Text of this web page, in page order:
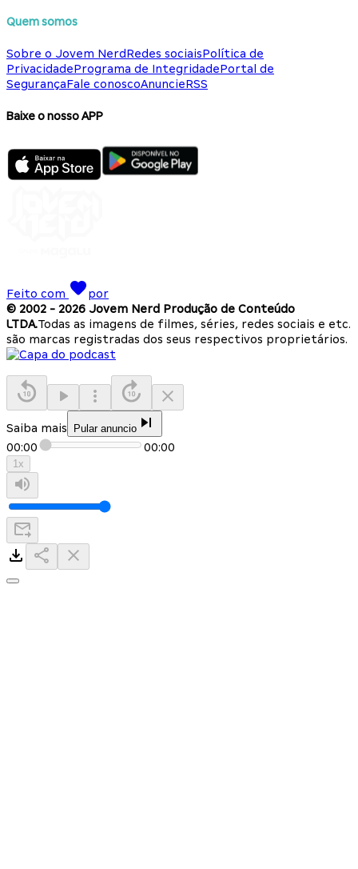
Quem somos
Sobre o Jovem NerdRedes sociaisPolítica de
PrivacidadePrograma de IntegridadePortal de
SegurançaFale conoscoAnuncieRSS
Baixe o nosso APP
Feito com
por
© 2002 - 2026 Jovem Nerd Produção de Conteúdo
LTDA.Todas as imagens de filmes, séries, redes sociais e etc.
são marcas registradas dos seus respectivos proprietários.
Saiba mais Pular anuncio
00:00 00:00
1x